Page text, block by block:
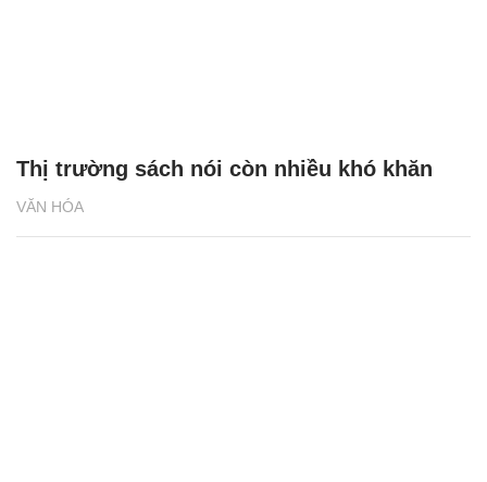
VĂN HÓA
Thị trường sách nói còn nhiều khó khăn